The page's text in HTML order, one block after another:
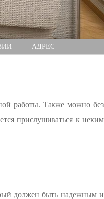
АДРЕС
работы. Также можно без
прислушиваться к неким
должен быть надежным и